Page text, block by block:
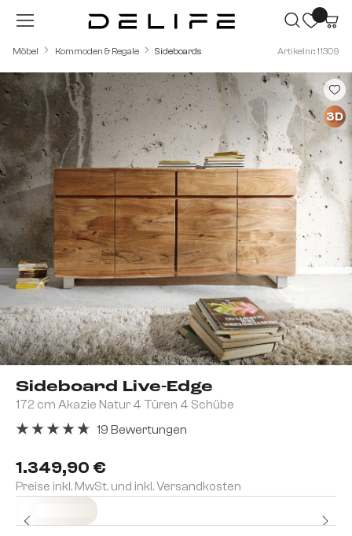
Zum Hauptinhalt springen
Möbel Kommoden & Regale Sideboards Artikelnr.: 11309
Sideboard Live-Edge
172 cm Akazie Natur 4 Türen 4 Schübe
1.349,90 €
Preise inkl. MwSt. und inkl. Versandkosten
19 Bewertungen
Bildergalerie überspringen
3D